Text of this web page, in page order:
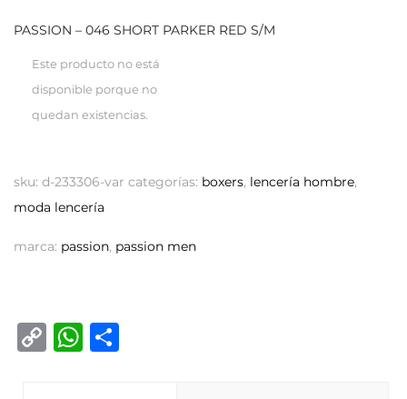
PASSION – 046 SHORT PARKER RED S/M
Este producto no está
disponible porque no
quedan existencias.
sku: d-233306-var categorías: boxers, lencería hombre,
moda lencería
marca: passion, passion men
C
W